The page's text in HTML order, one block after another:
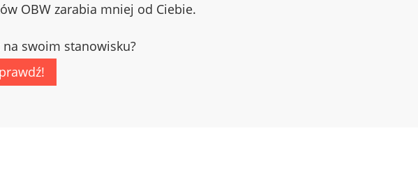
OBW zarabia mniej od Ciebie.
swoim stanowisku?